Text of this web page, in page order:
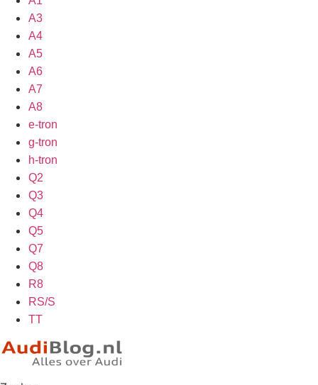
A3
A4
A5
A6
A7
A8
e-tron
g-tron
h-tron
Q2
Q3
Q4
Q5
Q7
Q8
R8
RS/S
TT